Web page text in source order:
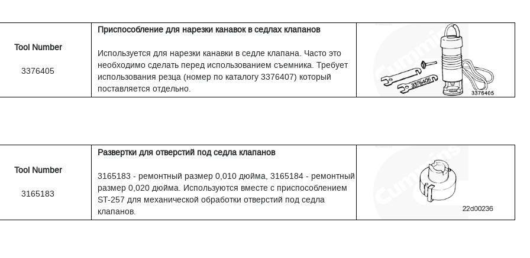
Tool Number
3376405
Приспособление для нарезки канавок в седлах клапанов
Используется для нарезки канавки в седле клапана. Часто это
необходимо сделать перед использованием съемника. Требует
использования резца (номер по каталогу 3376407) который
поставляется отдельно.
Tool Number
3165183
Развертки для отверстий под седла клапанов
3165183 - ремонтный размер 0,010 дюйма, 3165184 - ремонтный
размер 0,020 дюйма. Используются вместе с приспособлением
ST-257 для механической обработки отверстий под седла
клапанов.